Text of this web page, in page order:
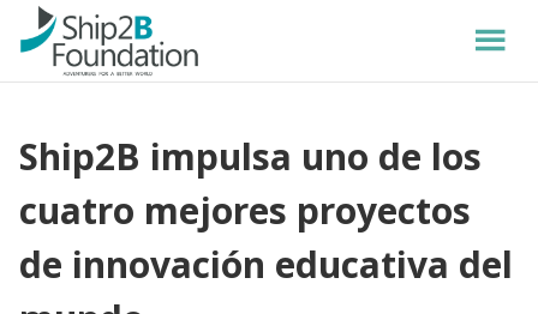
Ship2B impulsa uno de los
cuatro mejores proyectos
de innovación educativa del